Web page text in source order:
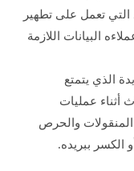
التي تعمل على تطهير
البيانات اللازمة
الذي يتمتع
أثناء عمليات
والحرص
الكسر ببريده.